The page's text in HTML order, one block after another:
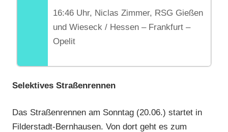
16:46 Uhr, Niclas Zimmer, RSG Gießen
und Wieseck / Hessen – Frankfurt –
Opelit
Selektives Straßenrennen
Das Straßenrennen am Sonntag (20.06.) startet in
Filderstadt-Bernhausen. Von dort geht es zum